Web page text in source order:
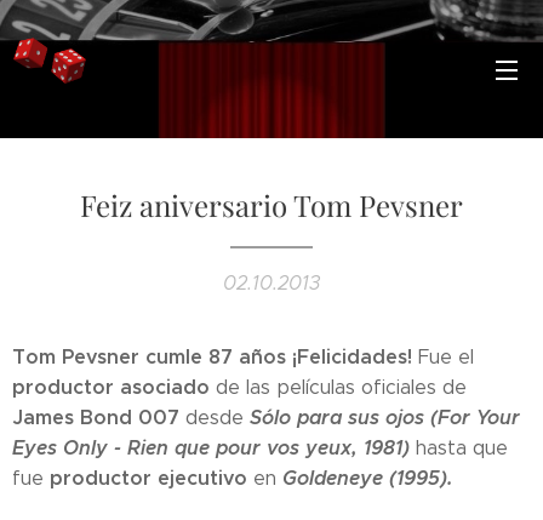
Feiz aniversario Tom Pevsner
02.10.2013
Tom Pevsner cumle 87 años ¡Felicidades! Fue el
productor asociado de las películas oficiales de
James Bond 007 desde Sólo para sus ojos (For Your
Eyes Only - Rien que pour vos yeux, 1981) hasta que
fue productor ejecutivo en Goldeneye (1995).